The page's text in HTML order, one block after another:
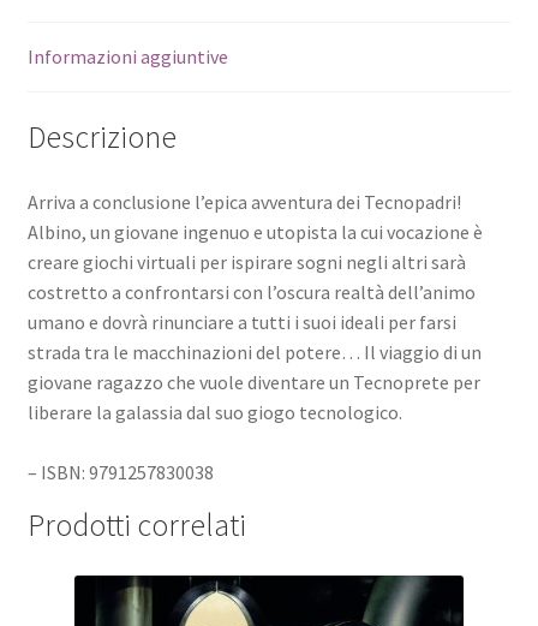
Informazioni aggiuntive
Descrizione
Arriva a conclusione l’epica avventura dei Tecnopadri!
Albino, un giovane ingenuo e utopista la cui vocazione è
creare giochi virtuali per ispirare sogni negli altri sarà
costretto a confrontarsi con l’oscura realtà dell’animo
umano e dovrà rinunciare a tutti i suoi ideali per farsi
strada tra le macchinazioni del potere… Il viaggio di un
giovane ragazzo che vuole diventare un Tecnoprete per
liberare la galassia dal suo giogo tecnologico.
– ISBN: 9791257830038
Prodotti correlati